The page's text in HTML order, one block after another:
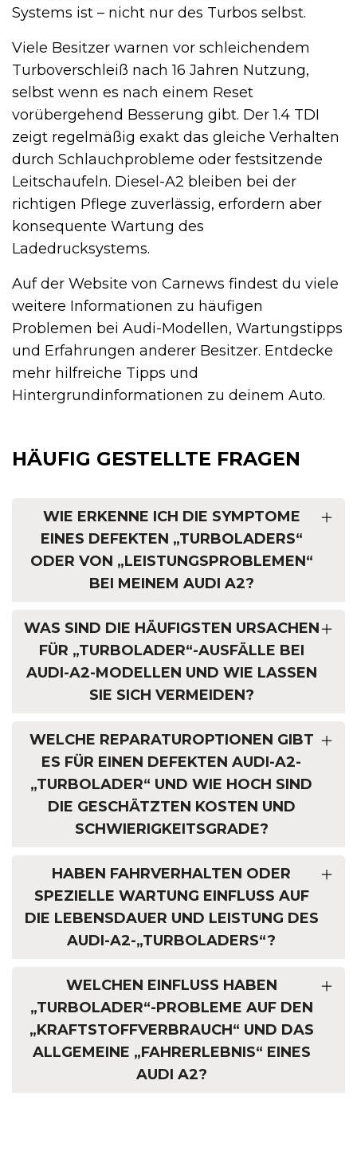
Systems ist – nicht nur des Turbos selbst.
Viele Besitzer warnen vor schleichendem
Turboverschleiß nach 16 Jahren Nutzung,
selbst wenn es nach einem Reset
vorübergehend Besserung gibt. Der 1.4 TDI
zeigt regelmäßig exakt das gleiche Verhalten
durch Schlauchprobleme oder festsitzende
Leitschaufeln. Diesel-A2 bleiben bei der
richtigen Pflege zuverlässig, erfordern aber
konsequente Wartung des
Ladedrucksystems.
Auf der Website von Carnews findest du viele
weitere Informationen zu häufigen
Problemen bei Audi-Modellen, Wartungstipps
und Erfahrungen anderer Besitzer. Entdecke
mehr hilfreiche Tipps und
Hintergrundinformationen zu deinem Auto.
HÄUFIG GESTELLTE FRAGEN
WIE ERKENNE ICH DIE SYMPTOME
EINES DEFEKTEN „TURBOLADERS“
ODER VON „LEISTUNGSPROBLEMEN“
BEI MEINEM AUDI A2?
WAS SIND DIE HÄUFIGSTEN URSACHEN
FÜR „TURBOLADER“-AUSFÄLLE BEI
AUDI-A2-MODELLEN UND WIE LASSEN
SIE SICH VERMEIDEN?
WELCHE REPARATUROPTIONEN GIBT
ES FÜR EINEN DEFEKTEN AUDI-A2-
„TURBOLADER“ UND WIE HOCH SIND
DIE GESCHÄTZTEN KOSTEN UND
SCHWIERIGKEITSGRADE?
HABEN FAHRVERHALTEN ODER
SPEZIELLE WARTUNG EINFLUSS AUF
DIE LEBENSDAUER UND LEISTUNG DES
AUDI-A2-„TURBOLADERS“?
WELCHEN EINFLUSS HABEN
„TURBOLADER“-PROBLEME AUF DEN
„KRAFTSTOFFVERBRAUCH“ UND DAS
ALLGEMEINE „FAHRERLEBNIS“ EINES
AUDI A2?